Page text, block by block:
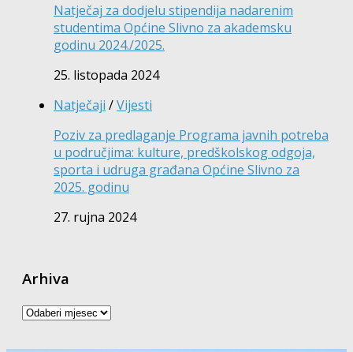
Natječaj za dodjelu stipendija nadarenim
studentima Općine Slivno za akademsku
godinu 2024./2025.
25. listopada 2024
Natječaji /Vijesti
Poziv za predlaganje Programa javnih potreba
u područjima: kulture, predškolskog odgoja,
sporta i udruga građana Općine Slivno za
2025. godinu
27. rujna 2024
Arhiva
Arhiva